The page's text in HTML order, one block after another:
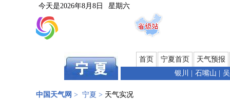
今天是2026年8月8日 星期六
首页 宁夏首页
天气预报
银川
石嘴山
中国天气网 > 宁夏 > 天气实况